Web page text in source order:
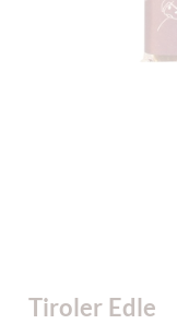
Tiroler Edle